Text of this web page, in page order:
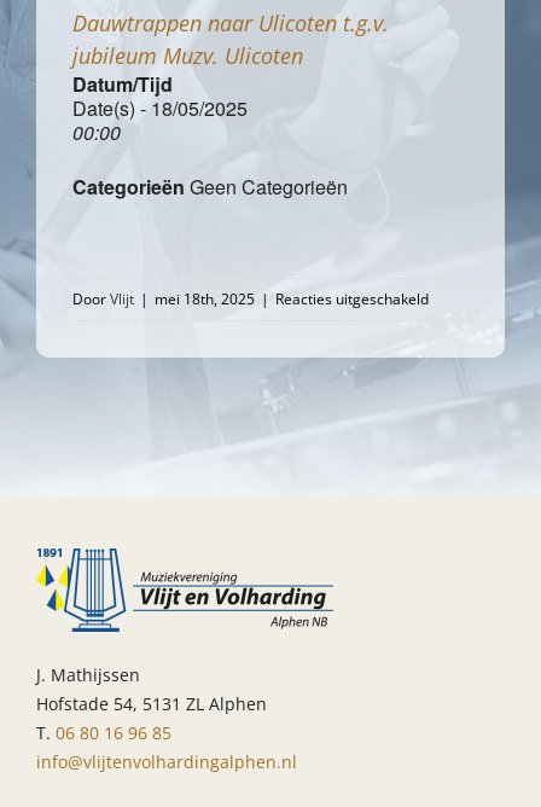
Dauwtrappen naar Ulicoten t.g.v.
jubileum Muzv. Ulicoten
Datum/Tijd
Date(s) - 18/05/2025
00:00
Categorieën Geen Categorieën
DoorVlijt | mei 18th, 2025 | Reacties uitgeschakeldvoor
Dauwtrappen
naar
t.g.v.
J. Mathijssen
Hofstade 54, 5131 ZL Alphen
T. 06 80 16 96 85
info@vlijtenvolhardingalphen.nl